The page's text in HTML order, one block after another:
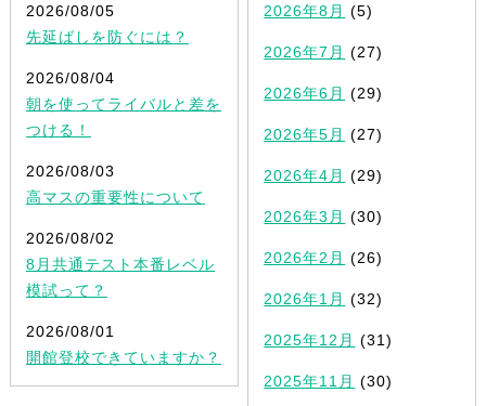
2026/08/05
先延ばしを防ぐには？
2026/08/04
朝を使ってライバルと差を
つける！
2026/08/03
高マスの重要性について
2026/08/02
8月共通テスト本番レベル
模試って？
2026/08/01
開館登校できていますか？
2026年8月 (5)
2026年7月 (27)
2026年6月 (29)
2026年5月 (27)
2026年4月 (29)
2026年3月 (30)
2026年2月 (26)
2026年1月 (32)
2025年12月 (31)
2025年11月 (30)